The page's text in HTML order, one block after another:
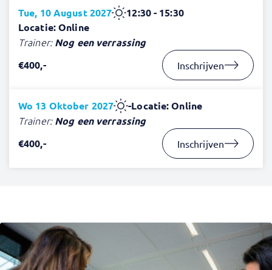
Tue, 10 August 2027
12:30 - 15:30
Locatie: Online
Trainer:Nog een verrassing
€400,-
Inschrijven
Wo 13 Oktober 2027 -Locatie: Online
Trainer:Nog een verrassing
€400,-
Inschrijven